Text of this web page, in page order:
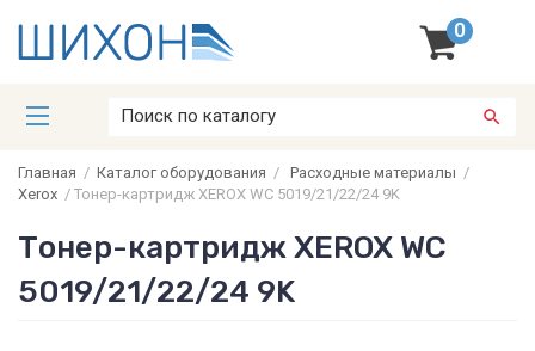
0
Главная / Каталог оборудования / Расходные материалы /
Xerox / Тонер-картридж XEROX WC 5019/21/22/24 9K
Тонер-картридж XEROX WC
5019/21/22/24 9K